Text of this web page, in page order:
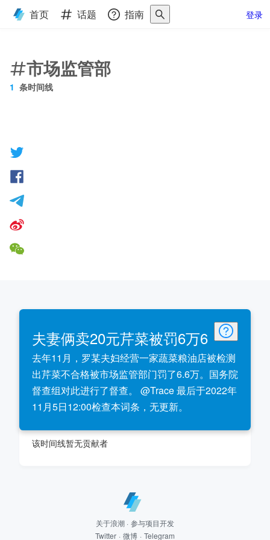
首页 话题 指南 登录
市场监管部
1 条时间线
夫妻俩卖20元芹菜被罚6万6
去年11月，罗某夫妇经营一家蔬菜粮油店被检测
出芹菜不合格被市场监管部门罚了6.6万。国务院
督查组对此进行了督查。 @Trace 最后于2022年
11月5日12:00检查本词条，无更新。
该时间线暂无贡献者
关于浪潮 · 参与项目开发
Twitter · 微博 · Telegram